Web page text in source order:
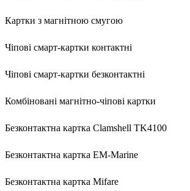
Картки з магнітною смугою
Чіпові смарт-картки контактні
Чіпові смарт-картки безконтактні
Комбіновані магнітно-чіпові картки
Безконтактна картка Clamshell TK4100
Безконтактна картка EM-Marine
Безконтактна картка Mifare